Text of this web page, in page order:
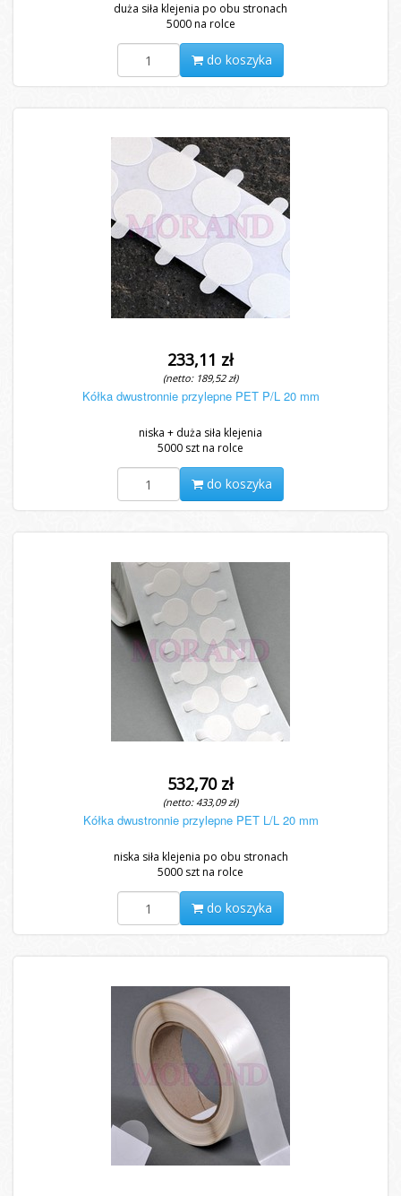
duża siła klejenia po obu stronach
5000 na rolce
do koszyka
233,11 zł
(netto: 189,52 zł)
Kółka dwustronnie przylepne PET P/L 20 mm
niska + duża siła klejenia
5000 szt na rolce
do koszyka
532,70 zł
(netto: 433,09 zł)
Kółka dwustronnie przylepne PET L/L 20 mm
niska siła klejenia po obu stronach
5000 szt na rolce
do koszyka